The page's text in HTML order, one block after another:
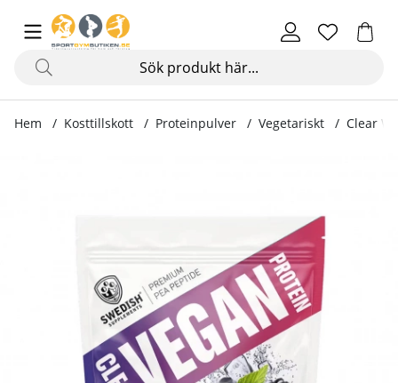
Hem Kosttillskott Proteinpulver Vegetariskt Clear